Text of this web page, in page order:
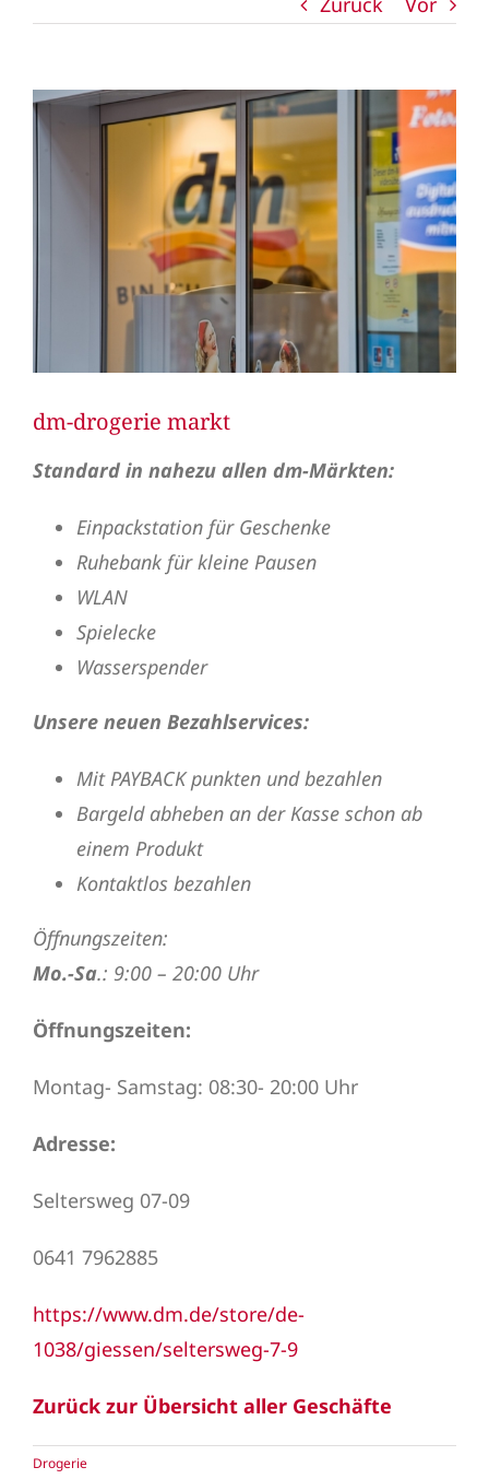
Zeige
grösseres
dm-drogerie markt
Standard in nahezu allen dm-Märkten:
Einpackstation für Geschenke
Ruhebank für kleine Pausen
WLAN
Spielecke
Wasserspender
Unsere neuen Bezahlservices:
Mit PAYBACK punkten und bezahlen
Bargeld abheben an der Kasse schon ab
einem Produkt
Kontaktlos bezahlen
Öffnungszeiten:
Mo.-Sa.: 9:00 – 20:00 Uhr
Öffnungszeiten:
Montag- Samstag: 08:30- 20:00 Uhr
Adresse:
Seltersweg 07-09
0641 7962885
https://www.dm.de/store/de-
1038/giessen/seltersweg-7-9
Zurück zur Übersicht aller Geschäfte
Drogerie